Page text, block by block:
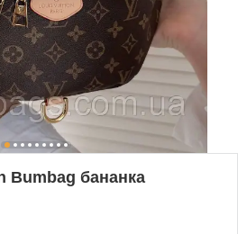
Bumbag бананка